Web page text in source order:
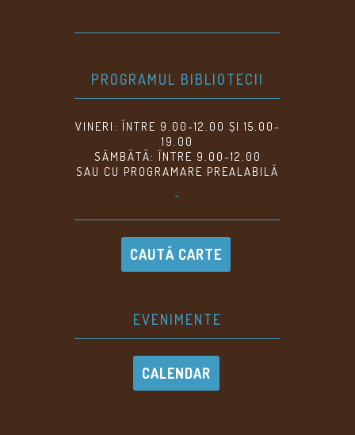
PROGRAMUL BIBLIOTECII
VINERI: ÎNTRE 9.00-12.00 ȘI 15.00-
19.00
SÂMBĂTĂ: ÎNTRE 9.00-12.00
SAU CU PROGRAMARE PREALABILĂ
^
CAUTĂ CARTE
EVENIMENTE
CALENDAR